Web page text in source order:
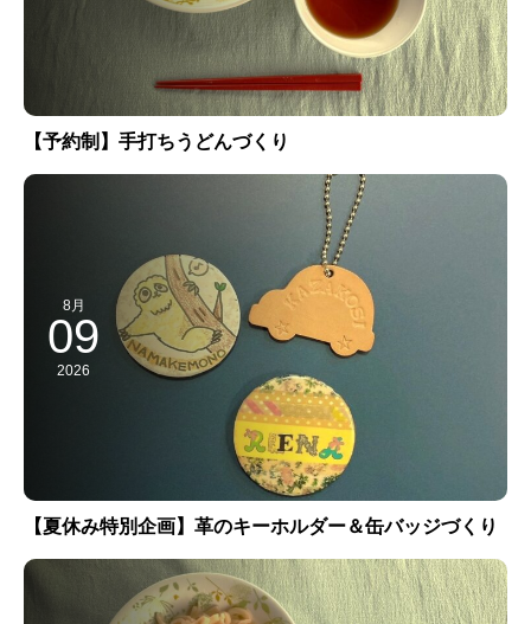
【予約制】手打ちうどんづくり
8月
09
2026
【夏休み特別企画】革のキーホルダー＆缶バッジづくり